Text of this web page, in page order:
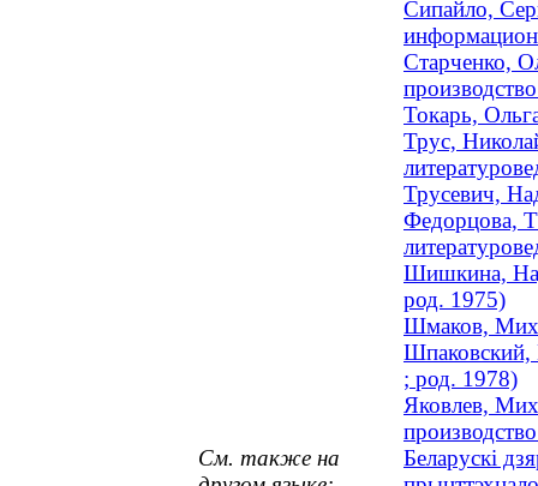
Сипайло,
Старченко,
Токарь,
Трус,
Трусевич,
Федорцова,
Шишкина,
род. 1975)
Шмаков,
Шпаковский,
; род. 1978)
Яковлев,
См. также на
Беларускі